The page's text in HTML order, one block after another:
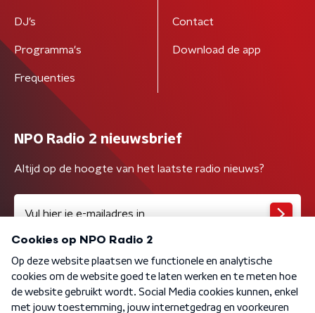
DJ’s
Programma's
Frequenties
Contact
Download de app
NPO Radio 2 nieuwsbrief
Altijd op de hoogte van het laatste radio nieuws?
Algemene voorwaarden